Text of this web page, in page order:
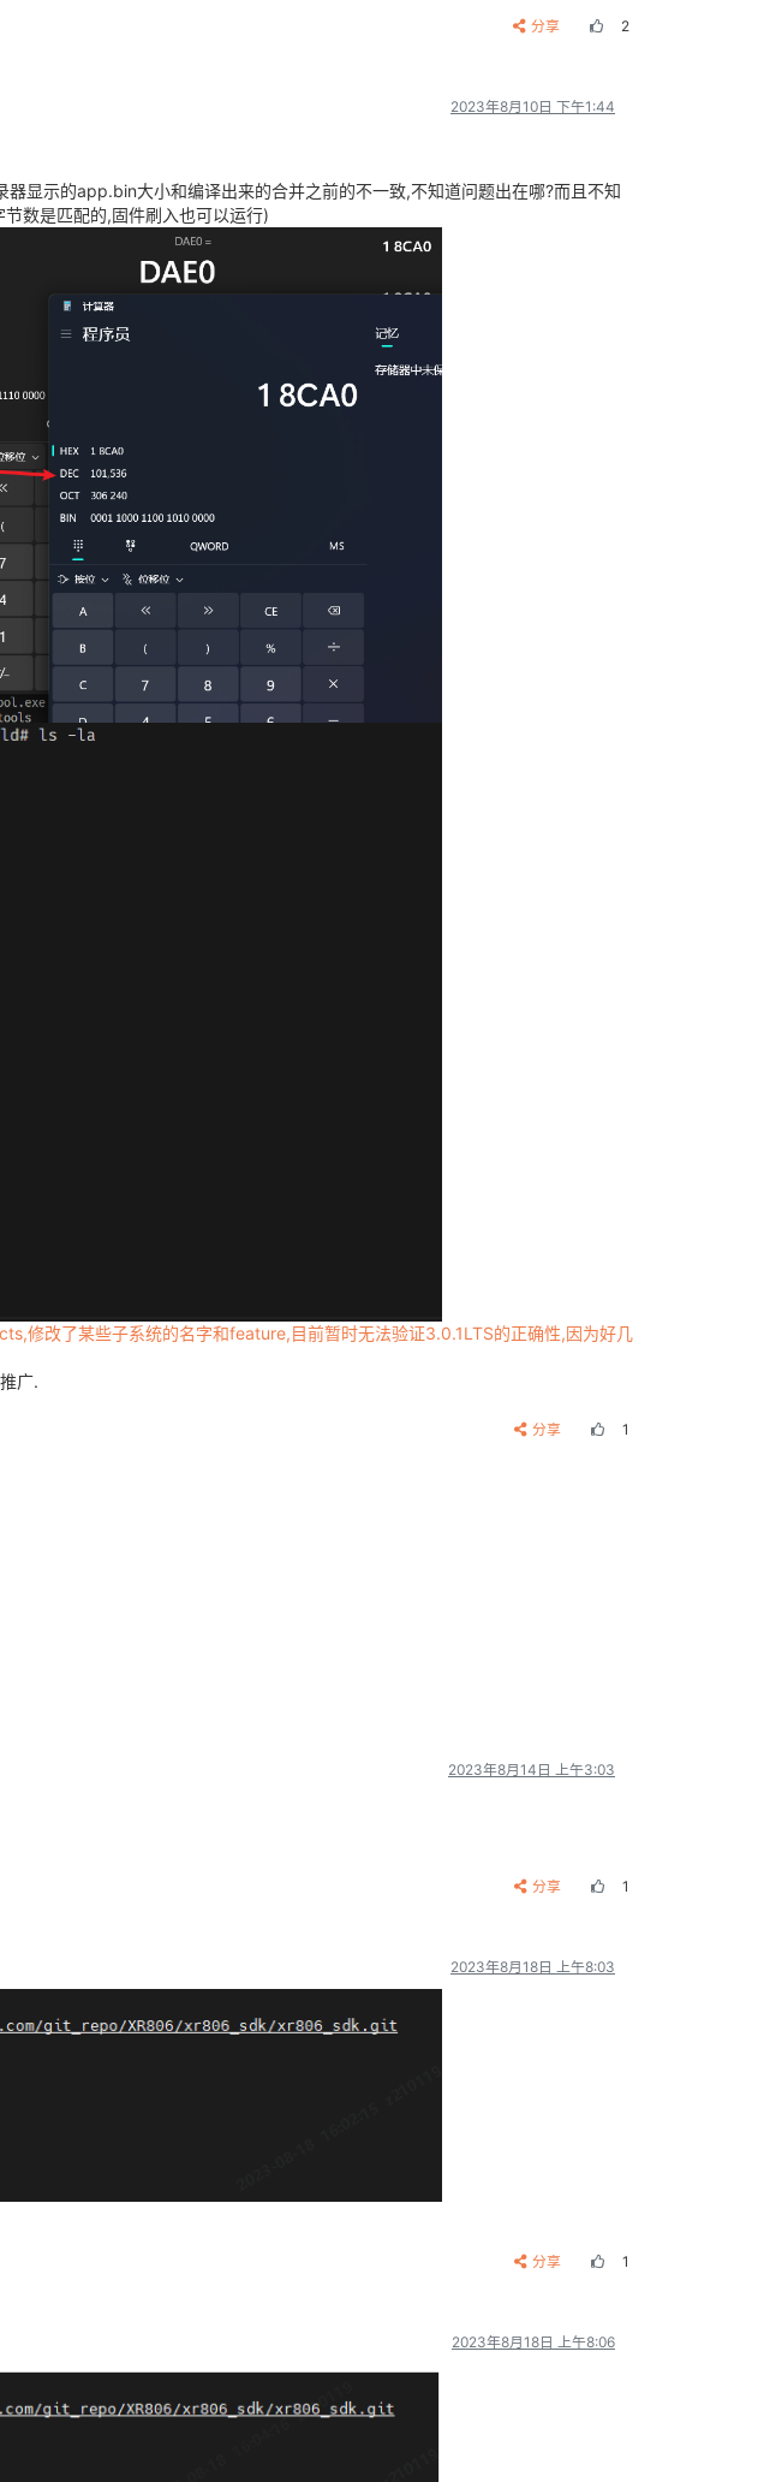
分享 2
2023年8月10日 下午1:44
显示的app.bin大小和编译出来的合并之前的不一致,不知道问题出在哪?而且不知
数是匹配的,固件刷入也可以运行)
修改了某些子系统的名字和feature,目前暂时无法验证3.0.1LTS的正确性,因为好几
广.
分享 1
2023年8月14日 上午3:03
分享 1
2023年8月18日 上午8:03
分享 1
2023年8月18日 上午8:06